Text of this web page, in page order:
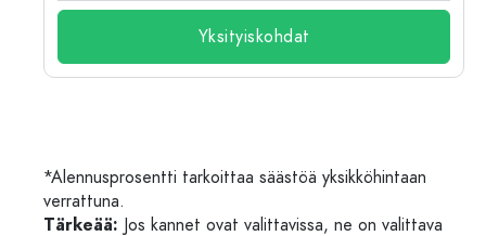
Yksityiskohdat
*Alennusprosentti tarkoittaa säästöä yksikköhintaan
verrattuna.
Tärkeää: Jos kannet ovat valittavissa, ne on valittava